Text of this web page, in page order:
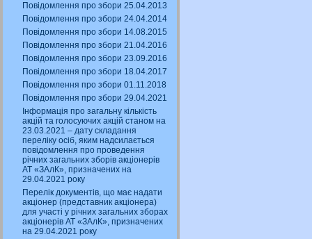
Повідомлення про збори 25.04.2013
Повідомлення про збори 24.04.2014
Повідомлення про збори 14.08.2015
Повідомлення про збори 21.04.2016
Повідомлення про збори 23.09.2016
Повідомлення про збори 18.04.2017
Повідомлення про збори 01.11.2018
Повідомлення про збори 29.04.2021
Інформація про загальну кількість
акцій та голосуючих акцій станом на
23.03.2021 – дату складання
переліку осіб, яким надсилається
повідомлення про проведення
річних загальних зборів акціонерів
АТ «ЗАлК», призначених на
29.04.2021 року
Перелік документів, що має надати
акціонер (представник акціонера)
для участі у річних загальних зборах
акціонерів АТ «ЗАлК», призначених
на 29.04.2021 року